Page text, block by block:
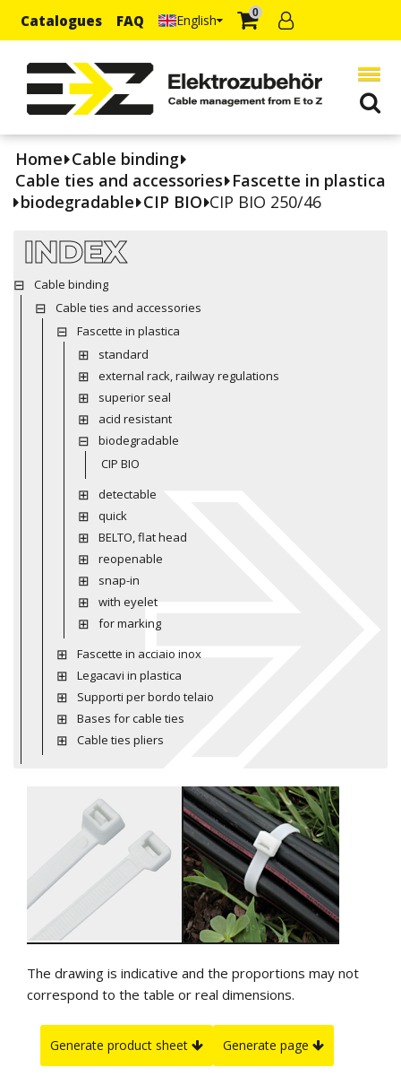
Catalogues FAQ English 0
Home Cable binding
Cable ties and accessories Fascette in plastica
biodegradable CIP BIO CIP BIO 250/46
INDEX
Cable binding
Cable ties and accessories
Fascette in plastica
standard
external rack, railway regulations
superior seal
acid resistant
biodegradable
CIP BIO
detectable
quick
BELTO, flat head
reopenable
snap-in
with eyelet
for marking
Fascette in acciaio inox
Legacavi in plastica
Supporti per bordo telaio
Bases for cable ties
Cable ties pliers
The drawing is indicative and the proportions may not
correspond to the table or real dimensions.
Generate product sheet Generate page